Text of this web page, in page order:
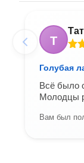
Т
Голубая
Всё было
Молодцы
Вам был